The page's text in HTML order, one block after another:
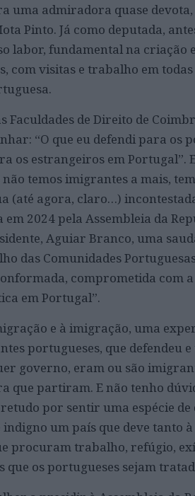
uma admiradora quase
Pinto. Já como deputada,
labor, fundamental na criação e
com visitas e trabalho em
de Direito de
“O que eu defendi para os
os estrangeiros em Portugal”.
temos imigrantes a mais,
(até agora, claro…)
2024 pela Assembleia da
Aguiar Branco, uma
das Comunidades
comprometida com a
em Portugal”.
e à imigração, uma
portugueses, que defendeu
governo, eram ou são
que partiram. E não tenho
por sentir uma espécie
um país que deve tanto
procuram trabalho, refúgio,
os portugueses sejam